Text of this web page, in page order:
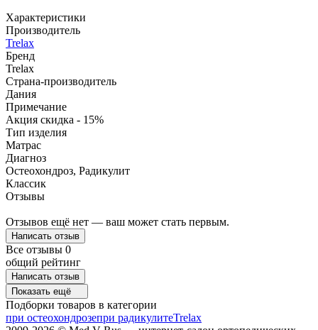
Характеристики
Производитель
Trelax
Бренд
Trelax
Страна-производитель
Дания
Примечание
Акция скидка - 15%
Тип изделия
Матрас
Диагноз
Остеохондроз, Радикулит
Классик
Отзывы
Отзывов ещё нет — ваш может стать первым.
Написать отзыв
Все отзывы 0
общий рейтинг
Написать отзыв
Показать ещё
Подборки товаров в категории
при остеохондрозепри радикулитеTrelax